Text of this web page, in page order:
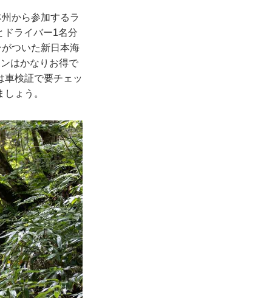
から参加するラ
ドライバー1名分
ついた新日本海
はかなりお得で
車検証で要チェッ
ょう。